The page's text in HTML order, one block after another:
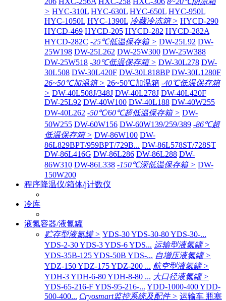
> HYC-310L HYC-630L HYC-650L HYC-950L
HYC-1050L HYC-1390L 冷藏冷冻箱 > HYCD-290
HYCD-469 HYCD-205 HYCD-282 HYCD-282A
HYCD-282C -25℃低温保存箱 > DW-25L92 DW-
25W198 DW-25L262 DW-25W300 DW-25W388
DW-25W518 -30℃低温保存箱 > DW-30L278 DW-
30L508 DW-30L420F DW-30L818BP DW-30L1280F
26~50℃加温箱 > 26~50℃加温箱 -40℃低温保存箱
> DW-40L508J/348J DW-40L278J DW-40L420F
DW-25L92 DW-40W100 DW-40L188 DW-40W255
DW-40L262 -50℃/60℃超低温保存箱 > DW-
50W255 DW-60W156 DW-60W139/259/389 -86℃超
低温保存箱 > DW-86W100 DW-
86L829BPT/959BPT/729B... DW-86L578ST/728ST
DW-86L416G DW-86L286 DW-86L288 DW-
86W310 DW-86L338 -150℃深低温保存箱 > DW-
150W200
程序降温仪/箱体/j计数仪
冷库
液氮容器/液氮罐
贮存型液氮罐 > YDS-30 YDS-30-80 YDS-30-...
YDS-2-30 YDS-3 YDS-6 YDS... 运输型液氮罐 >
YDS-35B-125 YDS-50B YDS-... 自增压液氮罐 >
YDZ-150 YDZ-175 YDZ-200 ... 航空型液氮罐 >
YDH-3 YDH-6-80 YDH-8-80 ... 大口径液氮罐 >
YDS-65-216-F YDS-95-216-... YDD-1000-400 YDD-
500-400... Cryosmart监控系统及配件 > 运输车 瓶塞